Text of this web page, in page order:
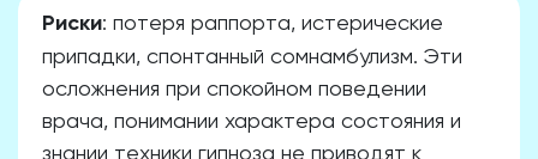
Риски: потеря раппорта, истерические
припадки, спонтанный сомнамбулизм. Эти
осложнения при спокойном поведении
врача, понимании характера состояния и
знании техники гипноза не приводят к